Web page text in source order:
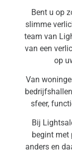
Bent u op
slimme
team van
van een
op
Van
sfeer,
Bij
begint met
anders en